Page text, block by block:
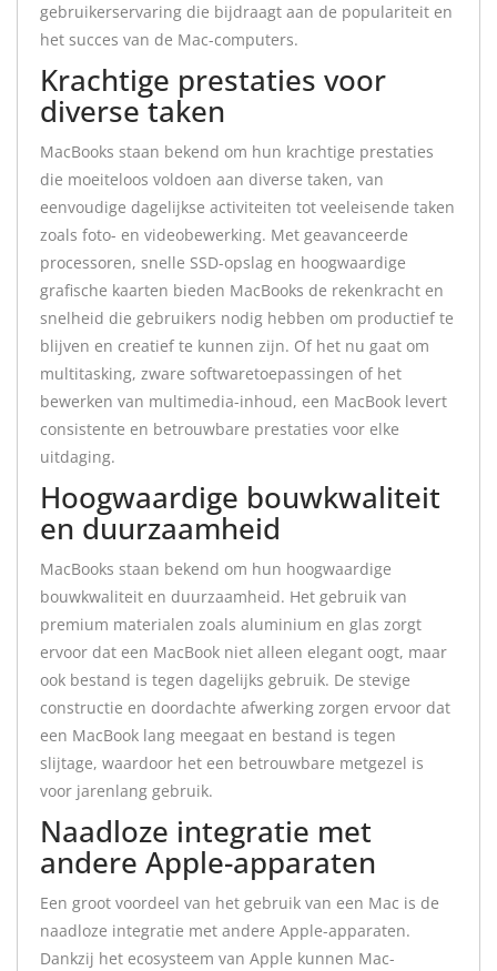
gebruikerservaring die bijdraagt aan de populariteit en
het succes van de Mac-computers.
Krachtige prestaties voor
diverse taken
MacBooks staan bekend om hun krachtige prestaties
die moeiteloos voldoen aan diverse taken, van
eenvoudige dagelijkse activiteiten tot veeleisende taken
zoals foto- en videobewerking. Met geavanceerde
processoren, snelle SSD-opslag en hoogwaardige
grafische kaarten bieden MacBooks de rekenkracht en
snelheid die gebruikers nodig hebben om productief te
blijven en creatief te kunnen zijn. Of het nu gaat om
multitasking, zware softwaretoepassingen of het
bewerken van multimedia-inhoud, een MacBook levert
consistente en betrouwbare prestaties voor elke
uitdaging.
Hoogwaardige bouwkwaliteit
en duurzaamheid
MacBooks staan bekend om hun hoogwaardige
bouwkwaliteit en duurzaamheid. Het gebruik van
premium materialen zoals aluminium en glas zorgt
ervoor dat een MacBook niet alleen elegant oogt, maar
ook bestand is tegen dagelijks gebruik. De stevige
constructie en doordachte afwerking zorgen ervoor dat
een MacBook lang meegaat en bestand is tegen
slijtage, waardoor het een betrouwbare metgezel is
voor jarenlang gebruik.
Naadloze integratie met
andere Apple-apparaten
Een groot voordeel van het gebruik van een Mac is de
naadloze integratie met andere Apple-apparaten.
Dankzij het ecosysteem van Apple kunnen Mac-